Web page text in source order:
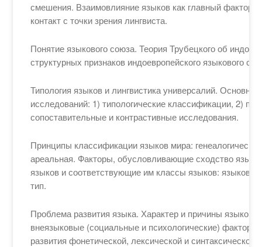
смешения. Взаимовлияние языков как главный фактор
контакт с точки зрения лингвиста.
Понятие языкового союза. Теория Трубецкого об
структурных признаков индоевропейского языкового
Типология языков и лингвистика универсалий.
исследований: 1) типологические классификации, 2)
сопоставительные и контрастивные исследования.
Принципы классификации языков мира:
ареальная. Факторы, обусловливающие сходство
языков и соответствующие им классы языков:
тип.
Проблема развития языка. Характер и причины
внеязыковые (социальные и психологические)
развития фонетической, лексической и синтаксической